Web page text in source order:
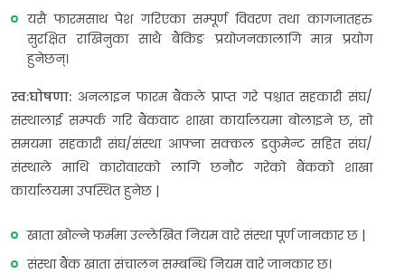
यसै फारमसाथ पेश गरिएका सम्पूर्ण विवरण तथा कागजातहरु
सुरक्षित राखिनुका साथै बैंकिङ प्रयोजनकालागि मात्र प्रयोग
हुनेछन्।
स्व:घोषणा: अनलाइन फारम बैंकले प्राप्त गरे पश्चात सहकारी संघ/
संस्थालाई सम्पर्क गरि बैंकवाट शाखा कार्यालयमा बोलाइने छ, सो
समयमा सहकारी संघ/संस्था आफ्ना सक्कल डकुमेन्ट सहित संघ/
संस्थाले माथि कारोवारको लागि छनौट गरेको बैंकको शाखा
कार्यालयमा उपस्थित हुनेछ |
खाता खोल्ने फर्ममा उल्लेखित नियम वारे संस्था पूर्ण जानकार छ |
संस्था बैंक खाता संचालन सम्बन्धि नियम वारे जानकार छ।